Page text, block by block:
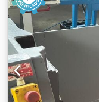
doblado: 135°
1175 mm Peso: 285
superior Cilindro de
ALEMÁN e INGLÉS